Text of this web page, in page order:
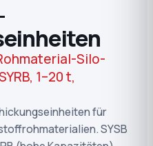
Silo-
1–20 t,
für
SYSB